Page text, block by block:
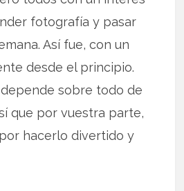
fotografía y pasar
Así fue, con un
desde el principio.
sobre todo de
que por vuestra parte,
hacerlo divertido y